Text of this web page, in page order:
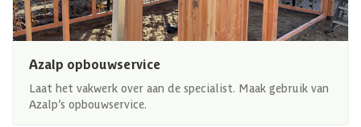
Azalp opbouwservice
Laat het vakwerk over aan de specialist. Maak gebruik van
Azalp’s opbouwservice.